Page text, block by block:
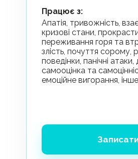
Працює з:
апатія, тривожність, взаємовідносини,
кризові стани,
переживання горя та
злість, почуття сорому,
поведінки, панічні атаки,
самооцінка та
емоційне вигорання, інше